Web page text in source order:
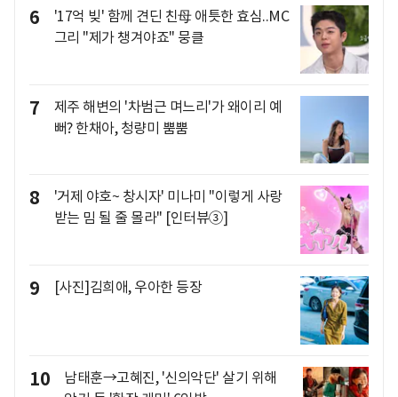
6
'17억 빚' 함께 견딘 친母 애틋한 효심..MC
그리 "제가 챙겨야죠" 뭉클
7
제주 해변의 '차범근 며느리'가 왜이리 예
뻐? 한채아, 청량미 뿜뿜
8
'거제 야호~ 창시자' 미나미 "이렇게 사랑
받는 밈 될 줄 몰라" [인터뷰③]
9 [사진]김희애, 우아한 등장
10
남태훈→고혜진, '신의악단' 살기 위해